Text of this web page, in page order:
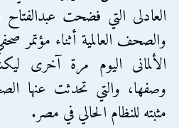
العادلى التي فضحت
والصحف العالمية أثناء مؤتمر
الألمانى اليوم مرة آخرى
وصفها، والتي تحدثت عنها
مثبته للنظام الحالي في مصر.